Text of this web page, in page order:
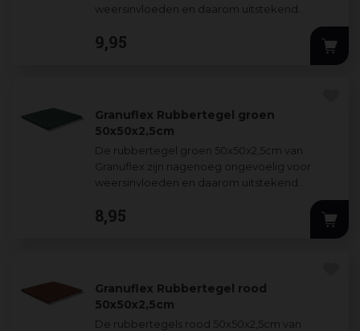
weersinvloeden en daarom uitstekend
geschikt voor outdoor gebruik. Rubber heeft
van nature
9,95
Granuflex Rubbertegel groen
50x50x2,5cm
De rubbertegel groen 50x50x2,5cm van
Granuflex zijn nagenoeg ongevoelig voor
weersinvloeden en daarom uitstekend
8,95
Granuflex Rubbertegel rood
50x50x2,5cm
De rubbertegels rood 50x50x2,5cm van